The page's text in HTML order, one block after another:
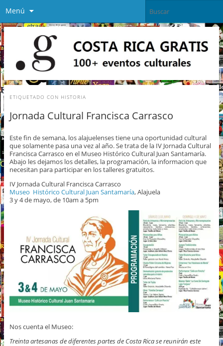
Menú
ETIQUETADO CON HISTORIA
Jornada Cultural Francisca Carrasco
Este fin de semana, los alajuelenses tiene una oportunidad cultural
que solamente pasa una vez al año. Se trata de la IV Jornada Cultural
Francisca Carrasco en el Museo Histórico Cultural Juan Santamaría.
Abajo les dejamos los detalles, la programación, la informacion que
necesitan para participar en los talleres gratuitos.
IV Jornada Cultural Francisca Carrasco
Museo Histórico Cultural Juan Santamaría, Alajuela
3 y 4 de mayo, de 10am a 5pm
Nos cuenta el Museo:
Treinta artesanas de diferentes partes de Costa Rica se reunirán este